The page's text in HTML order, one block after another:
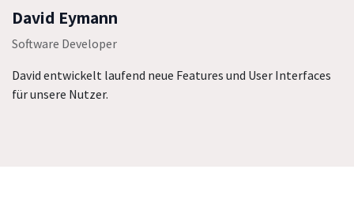
David Eymann
Software Developer
David entwickelt laufend neue Features und User Interfaces
für unsere Nutzer.